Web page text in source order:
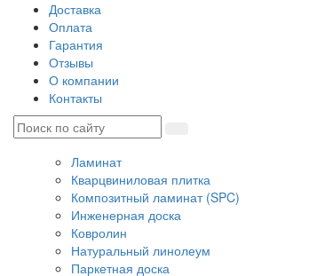
Доставка
Оплата
Гарантия
Отзывы
О компании
Контакты
Ламинат
Кварцвиниловая плитка
Композитный ламинат (SPC)
Инженерная доска
Ковролин
Натуральный линолеум
Паркетная доска